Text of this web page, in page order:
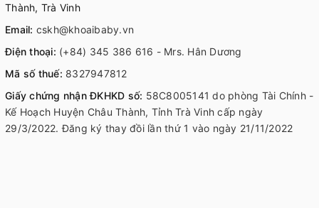
Thành, Trà Vinh
Email: cskh@khoaibaby.vn
Điện thoại: (+84) 345 386 616 - Mrs. Hân Dương
Mã số thuế: 8327947812
Giấy chứng nhận ĐKHKD số: 58C8005141 do phòng Tài Chính -
Kế Hoạch Huyện Châu Thành, Tỉnh Trà Vinh cấp ngày
29/3/2022. Đăng ký thay đồi lần thứ 1 vào ngày 21/11/2022